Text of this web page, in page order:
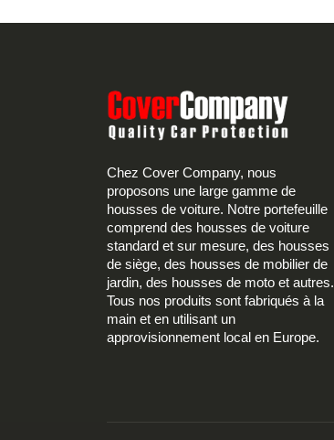
Chez Cover Company, nous
proposons une large gamme de
housses de voiture. Notre portefeuille
comprend des housses de voiture
standard et sur mesure, des housses
de siège, des housses de mobilier de
jardin, des housses de moto et autres.
Tous nos produits sont fabriqués à la
main et en utilisant un
approvisionnement local en Europe.